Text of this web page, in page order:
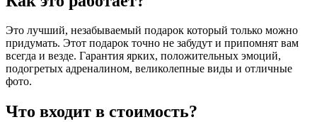
Это лучший, незабываемый подарок который только можно
придумать. Этот подарок точно не забудут и припомнят вам
всегда и везде. Гарантия ярких, положительных эмоций,
подогретых адреналином, великолепные виды и отличные
фото.
Что входит в стоимость?